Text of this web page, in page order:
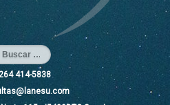
414-5838